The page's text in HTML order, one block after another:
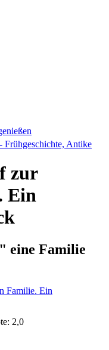
Frühgeschichte, Antike
zur
Ein
eine Familie
2,0